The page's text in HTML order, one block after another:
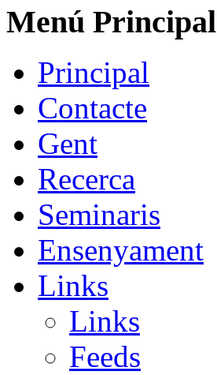
Menú Principal
Principal
Contacte
Gent
Recerca
Seminaris
Ensenyament
Links
Links
Feeds